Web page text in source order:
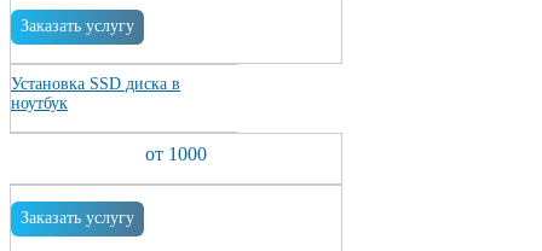
Заказать услугу
Установка SSD диска в
ноутбук
от 1000
Заказать услугу